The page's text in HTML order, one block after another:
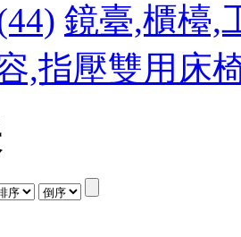
鏡臺,櫃檯,
,指壓雙用床